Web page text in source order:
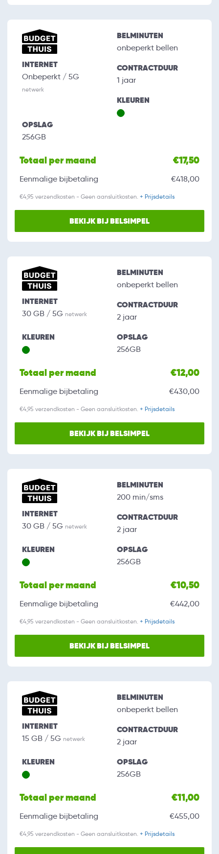
INTERNET
Onbeperkt / 5G
netwerk
BELMINUTEN
onbeperkt bellen
CONTRACTDUUR
1 jaar
KLEUREN
OPSLAG
256GB
Totaal per maand €17,50
Eenmalige bijbetaling €418,00
€4,95 verzendkosten - Geen aansluitkosten. + Prijsdetails
BEKIJK BIJ BELSIMPEL
INTERNET
30 GB / 5G netwerk
BELMINUTEN
onbeperkt bellen
CONTRACTDUUR
2 jaar
KLEUREN OPSLAG
256GB
Totaal per maand €12,00
Eenmalige bijbetaling €430,00
€4,95 verzendkosten - Geen aansluitkosten. + Prijsdetails
BEKIJK BIJ BELSIMPEL
INTERNET
30 GB / 5G netwerk
BELMINUTEN
200 min/sms
CONTRACTDUUR
2 jaar
KLEUREN OPSLAG
256GB
Totaal per maand €10,50
Eenmalige bijbetaling €442,00
€4,95 verzendkosten - Geen aansluitkosten. + Prijsdetails
BEKIJK BIJ BELSIMPEL
INTERNET
15 GB / 5G netwerk
BELMINUTEN
onbeperkt bellen
CONTRACTDUUR
2 jaar
KLEUREN OPSLAG
256GB
Totaal per maand €11,00
Eenmalige bijbetaling €455,00
€4,95 verzendkosten - Geen aansluitkosten. + Prijsdetails